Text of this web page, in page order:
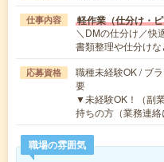
仕事内容 軽作業（仕分け・
＼DMの仕分け／快
書類整理や仕分け
応募資格
職種未経験OK / ブ
要
▼未経験OK！（副
持ちの方（業務連
職場の雰囲気